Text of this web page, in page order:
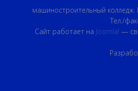
машиностроительный колледж.
Тел./
Сайт работает на Joomla! —